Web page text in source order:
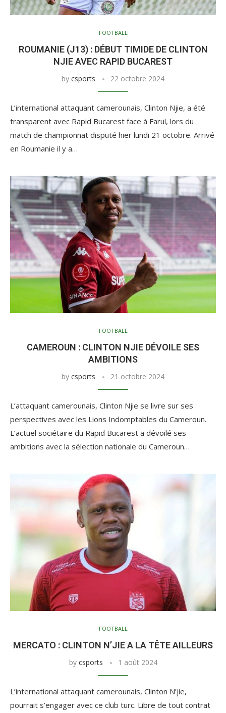
FOOTBALL
ROUMANIE (J13) : DÉBUT TIMIDE DE CLINTON
NJIE AVEC RAPID BUCAREST
by csports 22 octobre 2024
L’international attaquant camerounais, Clinton Njie, a été
transparent avec Rapid Bucarest face à Farul, lors du
match de championnat disputé hier lundi 21 octobre. Arrivé
en Roumanie il y a…
FOOTBALL
CAMEROUN : CLINTON NJIE DÉVOILE SES
AMBITIONS
by csports 21 octobre 2024
L’attaquant camerounais, Clinton Njie se livre sur ses
perspectives avec les Lions Indomptables du Cameroun.
L’actuel sociétaire du Rapid Bucarest a dévoilé ses
ambitions avec la sélection nationale du Cameroun…
FOOTBALL
MERCATO : CLINTON N’JIE A LA TÊTE AILLEURS
by csports 1 août 2024
L’international attaquant camerounais, Clinton N’jie,
pourrait s’engager avec ce club turc. Libre de tout contrat